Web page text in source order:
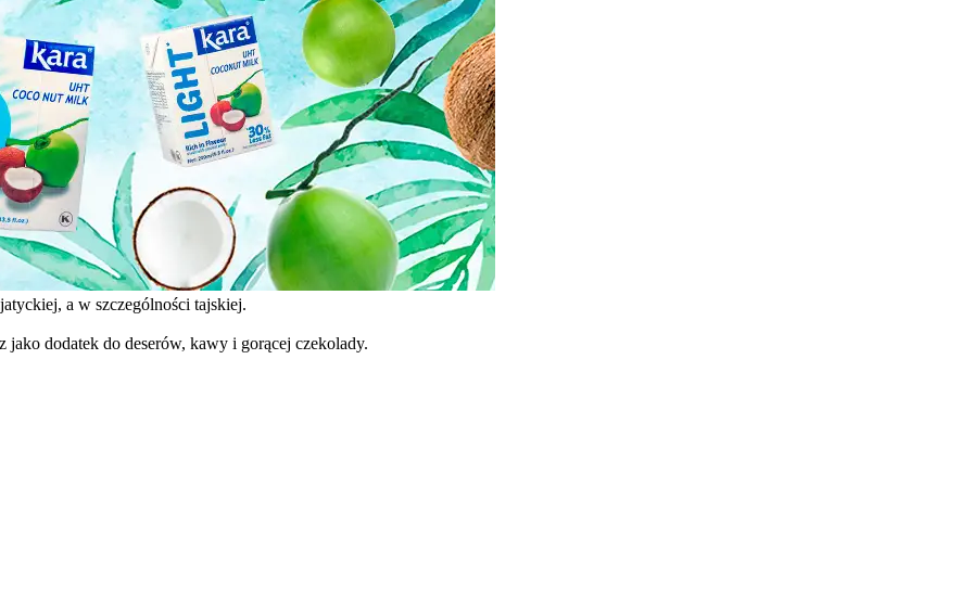
a w szczególności tajskiej.
jako dodatek do deserów, kawy i gorącej czekolady.